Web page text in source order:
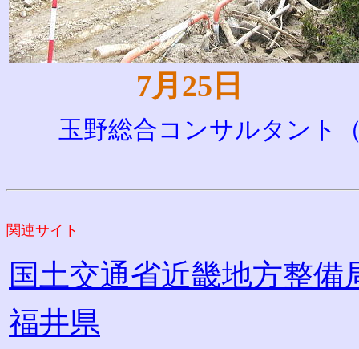
7月25日
玉野総合コンサルタント
関連サイト
国土交通省近畿地方整備
福井県